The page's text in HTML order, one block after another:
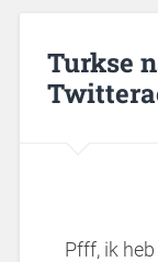
Turkse
Pfff, ik